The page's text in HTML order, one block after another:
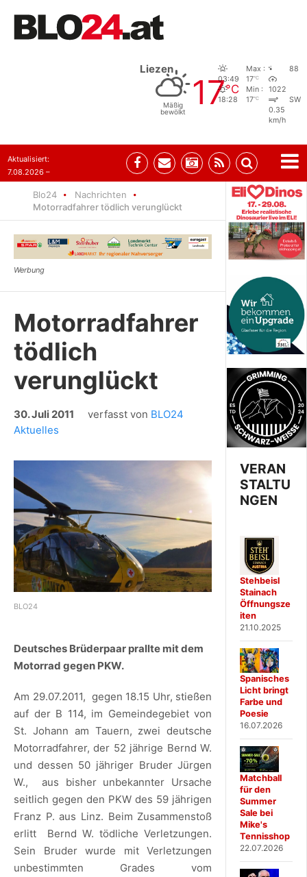
Liezen
Mäßig
bewölkt
17°C
03:49
18:28
Max :
17°C
Min :
17°C
88
1022
SW
0.35
km/h
Aktualisiert:
7.08.2026 –
Blo24
Nachrichten
Motorradfahrer tödlich verunglückt
Motorradfahrer
tödlich
verunglückt
30. Juli 2011 verfasst von BLO24
Aktuelles
BLO24
Deutsches Brüderpaar prallte mit dem
Motorrad gegen PKW.
Am 29.07.2011, gegen 18.15 Uhr, stießen
auf der B 114, im Gemeindegebiet von
St. Johann am Tauern, zwei deutsche
Motorradfahrer, der 52 jährige Bernd W.
und dessen 50 jähriger Bruder Jürgen
W., aus bisher unbekannter Ursache
seitlich gegen den PKW des 59 jährigen
Franz P. aus Linz. Beim Zusammenstoß
erlitt Bernd W. tödliche Verletzungen.
Sein Bruder wurde mit Verletzungen
unbestimmten Grades vom
VERAN
STALTU
NGEN
Stehbeisl
Stainach
Öffnungsze
iten
21.10.2025
Spanisches
Licht bringt
Farbe und
Poesie
16.07.2026
Matchball
für den
Summer
Sale bei
Mike's
Tennisshop
22.07.2026